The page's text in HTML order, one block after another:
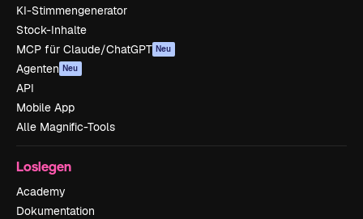
KI-Stimmengenerator
Stock-Inhalte
MCP für Claude/ChatGPT Neu
Agenten Neu
API
Mobile App
Alle Magnific-Tools
Loslegen
Academy
Dokumentation